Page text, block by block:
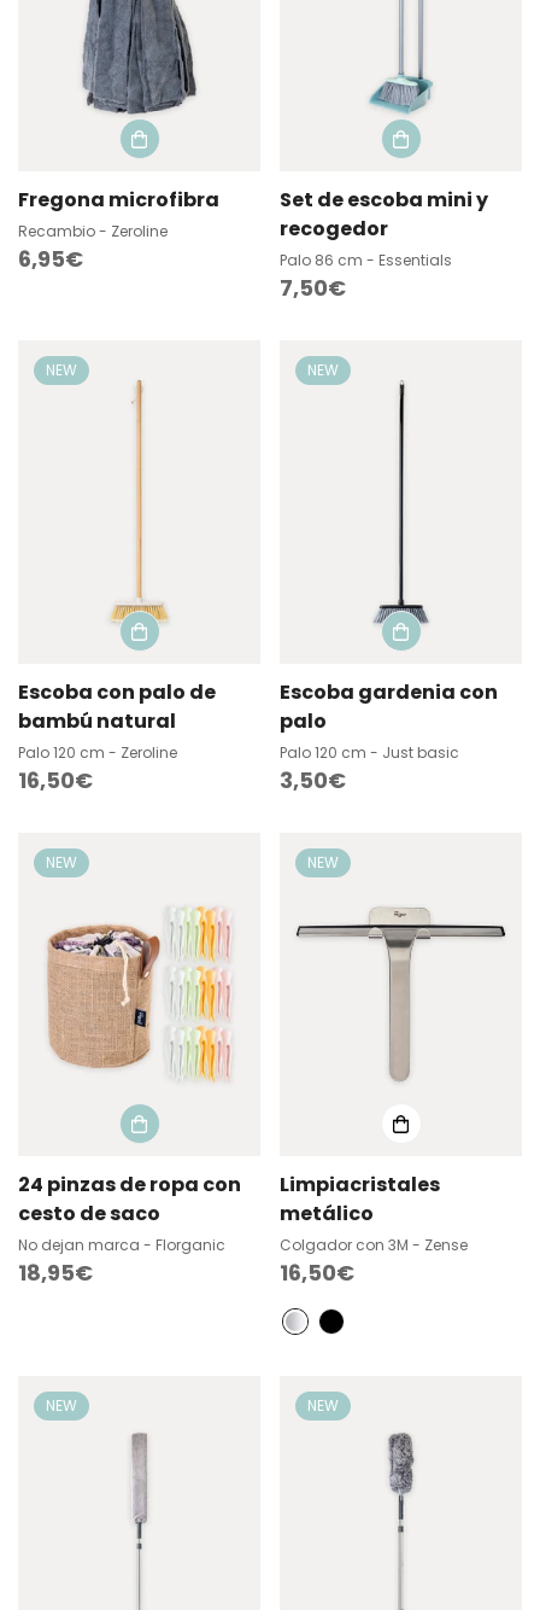
Fregona microfibra
Recambio - Zeroline
Precio
6,95€
Set de escoba mini y
recogedor
Palo 86 cm - Essentials
Precio
7,50€
NEW
Escoba con palo de
bambú natural
Palo 120 cm - Zeroline
Precio
16,50€
NEW
Escoba gardenia con
palo
Palo 120 cm - Just basic
Precio
3,50€
NEW
24 pinzas de ropa con
cesto de saco
No dejan marca - Florganic
Precio
18,95€
NEW
Limpiacristales
metálico
Colgador con 3M - Zense
Precio
regular
16,50€
NEW NEW